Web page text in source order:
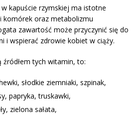
kapuście rzymskiej ma istotne
komórek oraz metabolizmu
zawartość może przyczynić się do
i wspierać zdrowie kobiet w ciąży.
tych witamin, to:
słodkie ziemniaki, szpinak,
papryka, truskawki,
zielona sałata,